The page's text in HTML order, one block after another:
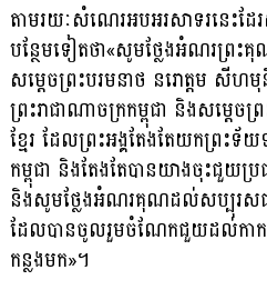
តាមរយៈសំណេរអបអរសាទរនេះដ
បន្ថែមទៀតថា«សូមថ្លែងអំណរព្រះ
សម្ដេចព្រះបរមនាថ នរោត្តម សីហ
ព្រះរាជាណាចក្រកម្ពុជា និងសម្តេចព្
ខ្មែរ ដែលព្រះអង្គតែងតែយកព្រះ
កម្ពុជា និងតែងតែ​បានយាងចុះជួយប្រ
និងសូមថ្លែងអំណរគុណដល់សប្បុរសជ
ដែលបានចូលរួមចំណែកជួយដល់កាក
កន្លងមក»។